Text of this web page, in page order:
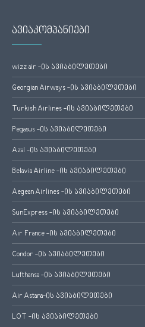
ავიაკომპანიები
wizz air -ის ავიაბილეთები
Georgian Airways -ის ავიაბილეთები
Turkish Airlines -ის ავიაბილეთები
Pegasus -ის ავიაბილეთები
Azal -ის ავიაბილეთები
Belavia Airline -ის ავიაბილეთები
Aegean Airlines -ის ავიაბილეთები
SunExpress -ის ავიაბილეთები
Air France -ის ავიაბილეთები
Condor -ის ავიაბილეთები
Lufthansa -ის ავიაბილეთები
Air Astana-ის ავიაბილეთები
LOT -ის ავიაბილეთები